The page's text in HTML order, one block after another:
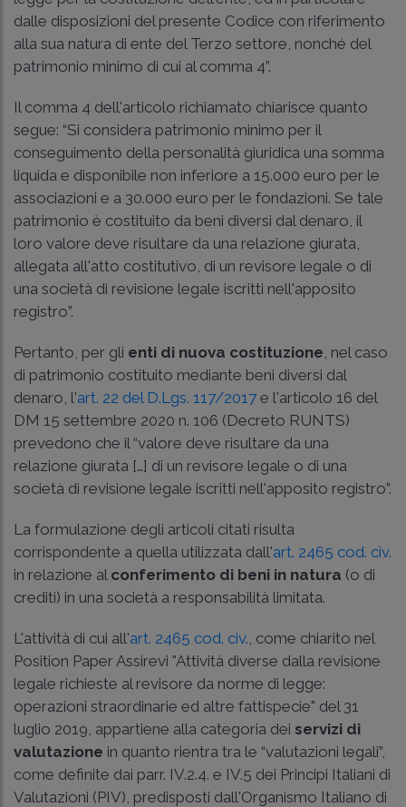
dalle disposizioni del presente Codice con riferimento
alla sua natura di ente del Terzo settore, nonché del
patrimonio minimo di cui al comma 4”.
Il comma 4 dell'articolo richiamato chiarisce quanto
segue: “Si considera patrimonio minimo per il
conseguimento della personalità giuridica una somma
liquida e disponibile non inferiore a 15.000 euro per le
associazioni e a 30.000 euro per le fondazioni. Se tale
patrimonio è costituito da beni diversi dal denaro, il
loro valore deve risultare da una relazione giurata,
allegata all'atto costitutivo, di un revisore legale o di
una società di revisione legale iscritti nell'apposito
registro”.
Pertanto, per gli enti di nuova costituzione , nel caso
di patrimonio costituito mediante beni diversi dal
denaro, l'art. 22 del D.Lgs. 117/2017 e l'articolo 16 del
DM 15 settembre 2020 n. 106 (Decreto RUNTS)
prevedono che il “valore deve risultare da una
relazione giurata […] di un revisore legale o di una
società di revisione legale iscritti nell'apposito registro”.
La formulazione degli articoli citati risulta
corrispondente a quella utilizzata dall'art. 2465 cod. civ.
in relazione al conferimento di beni in natura (o di
crediti) in una società a responsabilità limitata.
L'attività di cui all'art. 2465 cod. civ. , come chiarito nel
Position Paper Assirevi "Attività diverse dalla revisione
legale richieste al revisore da norme di legge:
operazioni straordinarie ed altre fattispecie" del 31
luglio 2019, appartiene alla categoria dei servizi di
valutazione in quanto rientra tra le “valutazioni legali”,
come definite dai parr. IV.2.4. e IV.5 dei Principi Italiani di
Valutazioni (PIV), predisposti dall'Organismo Italiano di